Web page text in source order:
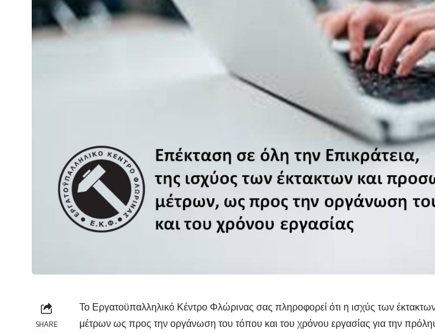
SHARE
Το Εργατοϋπαλληλικό Κέντρο Φλώρινας σας πληροφορεί ότι η ισχύς των
μέτρων ως προς την οργάνωση του τόπου και του χρόνου εργασίας για την